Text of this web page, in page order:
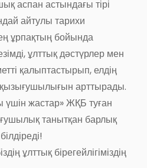
аспан астындағы тірі
айтулы тарихи
ұрпақтың бойында
ұлттық дәстүрлер мен
қалыптастырып, елдің
қызығушылығын арттырады.
үшін жастар» ЖҚБ туған
танытқан барлық
ұлттық бірегейлігіміздің